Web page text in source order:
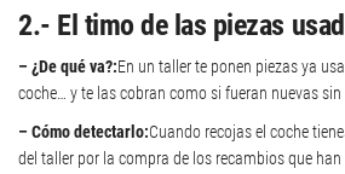
2.- El timo de las piezas
– ¿De qué va?:En un taller te ponen piezas ya
coche… y te las cobran como si fueran nuevas sin
– Cómo detectarlo:Cuando recojas el coche
del taller por la compra de los recambios que